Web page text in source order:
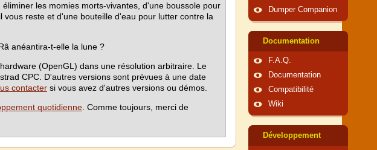
les momies morts-vivantes, d'une boussole pour
reste et d'une bouteille d'eau pour lutter contre la
anéantira-t-elle la lune ?
(OpenGL) dans une résolution arbitraire. Le
CPC. D'autres versions sont prévues à une date
contacter si vous avez d'autres versions ou démos.
quotidienne . Comme toujours, merci de
Dumper Companion
Documentation
F.A.Q.
Documentation
Compatibilité
Wiki
Développement